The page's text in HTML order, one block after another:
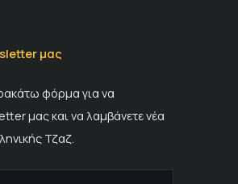
μας
φόρμα για να
μας και να λαμβάνετε νέα
Τζαζ.